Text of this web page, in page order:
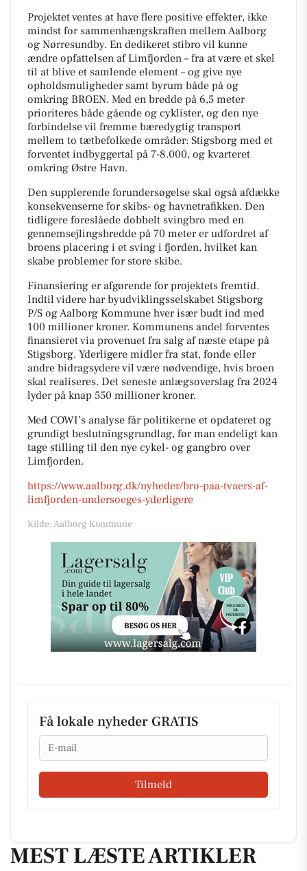
Projektet ventes at have flere positive effekter, ikke
mindst for sammenhængskraften mellem Aalborg
og Nørresundby. En dedikeret stibro vil kunne
ændre opfattelsen af Limfjorden – fra at være et skel
til at blive et samlende element – og give nye
opholdsmuligheder samt byrum både på og
omkring BROEN. Med en bredde på 6,5 meter
prioriteres både gående og cyklister, og den nye
forbindelse vil fremme bæredygtig transport
mellem to tætbefolkede områder: Stigsborg med et
forventet indbyggertal på 7-8.000, og kvarteret
omkring Østre Havn.
Den supplerende forundersøgelse skal også afdække
konsekvenserne for skibs- og havnetrafikken. Den
tidligere foreslåede dobbelt svingbro med en
gennemsejlingsbredde på 70 meter er udfordret af
broens placering i et sving i fjorden, hvilket kan
skabe problemer for store skibe.
Finansiering er afgørende for projektets fremtid.
Indtil videre har byudviklingsselskabet Stigsborg
P/S og Aalborg Kommune hver især budt ind med
100 millioner kroner. Kommunens andel forventes
finansieret via provenuet fra salg af næste etape på
Stigsborg. Yderligere midler fra stat, fonde eller
andre bidragsydere vil være nødvendige, hvis broen
skal realiseres. Det seneste anlægsoverslag fra 2024
lyder på knap 550 millioner kroner.
Med COWI’s analyse får politikerne et opdateret og
grundigt beslutningsgrundlag, før man endeligt kan
tage stilling til den nye cykel- og gangbro over
Limfjorden.
https://www.aalborg.dk/nyheder/bro-paa-tvaers-af-
limfjorden-undersoeges-yderligere
Kilde: Aalborg Kommune
Få lokale nyheder GRATIS
Email
Tilmeld
MEST LÆSTE ARTIKLER